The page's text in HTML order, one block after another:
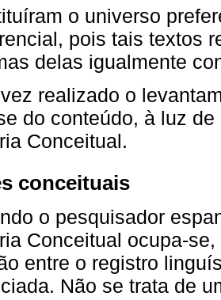
o universo
pois tais textos
delas igualmente
realizado o
do conteúdo, à luz
Conceitual.
conceituais
o pesquisador
Conceitual ocupa-
entre o registro
Não se trata de